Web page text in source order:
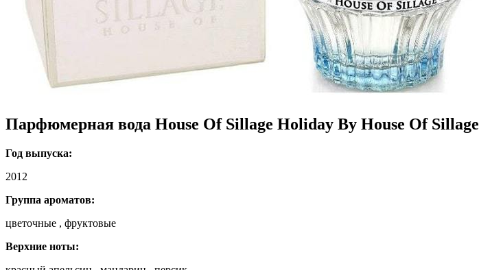
Парфюмерная вода House Of Sillage Holiday By House Of Sillage
Год выпуска:
2012
Группа ароматов:
цветочные , фруктовые
Верхние ноты: